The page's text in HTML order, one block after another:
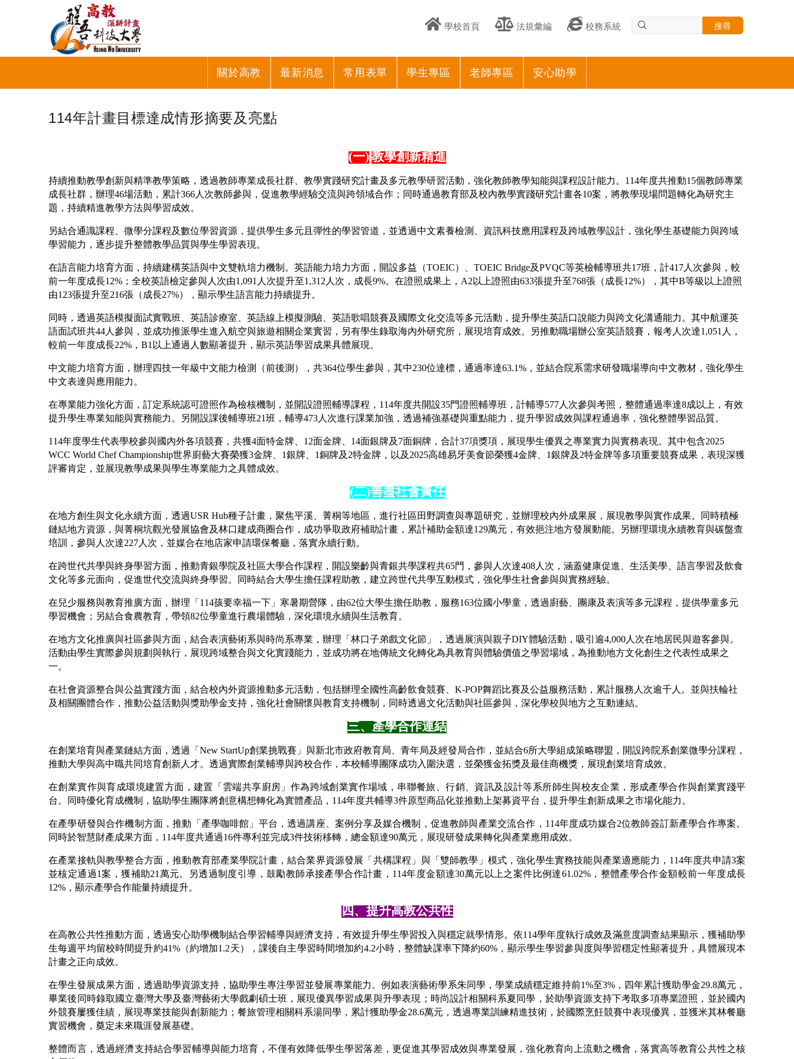
學校首頁 法規彙編 校務系統 搜尋
關於高教 最新消息 常用表單 學生專區 老師專區 安心助學
114年計畫目標達成情形摘要及亮點
(一) 教學創新精進
持續推動教學創新與精準教學策略，透過教師專業成長社群、教學實踐研究計畫及多元教學研習活動，強化教師教學知能與課程設計能力。114年度共推動15個教師專業
成長社群，辦理46場活動，累計366人次教師參與，促進教學經驗交流與跨領域合作；同時通過教育部及校內教學實踐研究計畫各10案，將教學現場問題轉化為研究主
題，持續精進教學方法與學習成效。
另結合通識課程、微學分課程及數位學習資源，提供學生多元且彈性的學習管道，並透過中文素養檢測、資訊科技應用課程及跨域教學設計，強化學生基礎能力與跨域
學習能力，逐步提升整體教學品質與學生學習表現。
在語言能力培育方面，持續建構英語與中文雙軌培力機制。英語能力培力方面，開設多益（TOEIC）、TOEIC Bridge及PVQC等英檢輔導班共17班，計417人次參與，較
前一年度成長12%；全校英語檢定參與人次由1,091人次提升至1,312人次，成長9%。在證照成果上，A2以上證照由633張提升至768張（成長12%），其中B等級以上證照
由123張提升至216張（成長27%），顯示學生語言能力持續提升。
同時，透過英語模擬面試實戰班、英語診療室、英語線上模擬測驗、英語歌唱競賽及國際文化交流等多元活動，提升學生英語口說能力與跨文化溝通能力。其中航運英
語面試班共44人參與，並成功推派學生進入航空與旅遊相關企業實習，另有學生錄取海內外研究所，展現培育成效。另推動職場辦公室英語競賽，報考人次達1,051人，
較前一年度成長22%，B1以上通過人數顯著提升，顯示英語學習成果具體展現。
中文能力培育方面，辦理四技一年級中文能力檢測（前後測），共364位學生參與，其中230位達標，通過率達63.1%，並結合院系需求研發職場導向中文教材，強化學生
中文表達與應用能力。
在專業能力強化方面，訂定系統認可證照作為檢核機制，並開設證照輔導課程，114年度共開設35門證照輔導班，計輔導577人次參與考照，整體通過率達8成以上，有效
提升學生專業知能與實務能力。另開設課後輔導班21班，輔導473人次進行課業加強，透過補強基礎與重點能力，提升學習成效與課程通過率，強化整體學習品質。
114年度學生代表學校參與國內外各項競賽，共獲4面特金牌、12面金牌、14面銀牌及7面銅牌，合計37項獎項，展現學生優異之專業實力與實務表現。其中包含2025
WCC World Chef Championship世界廚藝大賽榮獲3金牌、1銀牌、1銅牌及2特金牌，以及2025高雄易牙美食節榮獲4金牌、1銀牌及2特金牌等多項重要競賽成果，表現深獲
評審肯定，並展現教學成果與學生專業能力之具體成效。
(二)善盡社會責任
在地方創生與文化永續方面，透過USR Hub種子計畫，聚焦平溪、菁桐等地區，進行社區田野調查與專題研究，並辦理校內外成果展，展現教學與實作成果。同時積極
鏈結地方資源，與菁桐坑觀光發展協會及林口建成商圈合作，成功爭取政府補助計畫，累計補助金額達129萬元，有效挹注地方發展動能。另辦理環境永續教育與碳盤查
培訓，參與人次達227人次，並媒合在地店家申請環保餐廳，落實永續行動。
在跨世代共學與終身學習方面，推動青銀學院及社區大學合作課程，開設樂齡與青銀共學課程共65門，參與人次達408人次，涵蓋健康促進、生活美學、語言學習及飲食
文化等多元面向，促進世代交流與終身學習。同時結合大學生擔任課程助教，建立跨世代共學互動模式，強化學生社會參與與實務經驗。
在兒少服務與教育推廣方面，辦理「114孩要幸福一下」寒暑期營隊，由62位大學生擔任助教，服務163位國小學童，透過廚藝、團康及表演等多元課程，提供學童多元
學習機會；另結合食農教育，帶領82位學童進行農場體驗，深化環境永續與生活教育。
在地方文化推廣與社區參與方面，結合表演藝術系與時尚系專業，辦理「林口子弟戲文化節」，透過展演與親子DIY體驗活動，吸引逾4,000人次在地居民與遊客參與。
活動由學生實際參與規劃與執行，展現跨域整合與文化實踐能力，並成功將在地傳統文化轉化為具教育與體驗價值之學習場域，為推動地方文化創生之代表性成果之
一。
在社會資源整合與公益實踐方面，結合校內外資源推動多元活動，包括辦理全國性高齡飲食競賽、K-POP舞蹈比賽及公益服務活動，累計服務人次逾千人。並與扶輪社
及相關團體合作，推動公益活動與獎助學金支持，強化社會關懷與教育支持機制，同時透過文化活動與社區參與，深化學校與地方之互動連結。
三、產學合作連結
在創業培育與產業鏈結方面，透過「New StartUp創業挑戰賽」與新北市政府教育局、青年局及經發局合作，並結合6所大學組成策略聯盟，開設跨院系創業微學分課程，
推動大學與高中職共同培育創新人才。透過實際創業輔導與跨校合作，本校輔導團隊成功入圍決選，並榮獲金拓獎及最佳商機獎，展現創業培育成效。
在創業實作與育成環境建置方面，建置「雲端共享廚房」作為跨域創業實作場域，串聯餐旅、行銷、資訊及設計等系所師生與校友企業，形成產學合作與創業實踐平
台。同時優化育成機制，協助學生團隊將創意構想轉化為實體產品，114年度共輔導3件原型商品化並推動上架募資平台，提升學生創新成果之市場化能力。
在產學研發與合作機制方面，推動「產學咖啡館」平台，透過講座、案例分享及媒合機制，促進教師與產業交流合作，114年度成功媒合2位教師簽訂新產學合作專案。
同時於智慧財產成果方面，114年度共通過16件專利並完成3件技術移轉，總金額達90萬元，展現研發成果轉化與產業應用成效。
在產業接軌與教學整合方面，推動教育部產業學院計畫，結合業界資源發展「共構課程」與「雙師教學」模式，強化學生實務技能與產業適應能力，114年度共申請3案
並核定通過1案，獲補助21萬元。另透過制度引導，鼓勵教師承接產學合作計畫，114年度金額達30萬元以上之案件比例達61.02%，整體產學合作金額較前一年度成長
12%，顯示產學合作能量持續提升。
四、提升高教公共性
在高教公共性推動方面，透過安心助學機制結合學習輔導與經濟支持，有效提升學生學習投入與穩定就學情形。依114學年度執行成效及滿意度調查結果顯示，獲補助學
生每週平均留校時間提升約41%（約增加1.2天），課後自主學習時間增加約4.2小時，整體缺課率下降約60%，顯示學生學習參與度與學習穩定性顯著提升，具體展現本
計畫之正向成效。
在學生發展成果方面，透過助學資源支持，協助學生專注學習並發展專業能力。例如表演藝術學系朱同學，學業成績穩定維持前1%至3%，四年累計獲助學金29.8萬元，
畢業後同時錄取國立臺灣大學及臺灣藝術大學戲劇碩士班，展現優異學習成果與升學表現；時尚設計相關科系夏同學，於助學資源支持下考取多項專業證照，並於國內
外競賽屢獲佳績，展現專業技能與創新能力；餐旅管理相關科系湯同學，累計獲助學金28.6萬元，透過專業訓練精進技術，於國際烹飪競賽中表現優異，並獲米其林餐廳
實習機會，奠定未來職涯發展基礎。
整體而言，透過經濟支持結合學習輔導與能力培育，不僅有效降低學生學習落差，更促進其學習成效與專業發展，強化教育向上流動之機會，落實高等教育公共性之核